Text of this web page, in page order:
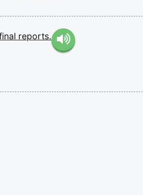
reports.